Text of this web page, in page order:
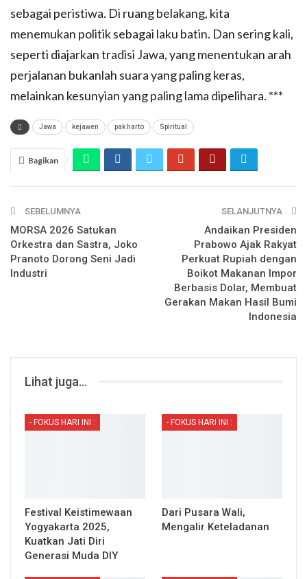
sebagai peristiwa. Di ruang belakang, kita
menemukan politik sebagai laku batin. Dan sering kali,
seperti diajarkan tradisi Jawa, yang menentukan arah
perjalanan bukanlah suara yang paling keras,
melainkan kesunyian yang paling lama dipelihara. ***
Jawa kejawen pak harto Spiritual
Bagikan
SEBELUMNYA
MORSA 2026 Satukan
Orkestra dan Sastra, Joko
Pranoto Dorong Seni Jadi
Industri
SELANJUTNYA
Andaikan Presiden
Prabowo Ajak Rakyat
Perkuat Rupiah dengan
Boikot Makanan Impor
Berbasis Dolar, Membuat
Gerakan Makan Hasil Bumi
Indonesia
Lihat juga...
- FOKUS HARI INI :
Festival Keistimewaan
Yogyakarta 2025,
Kuatkan Jati Diri
Generasi Muda DIY
- FOKUS HARI INI :
Dari Pusara Wali,
Mengalir Keteladanan